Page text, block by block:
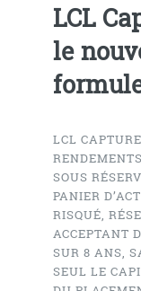
LCL
le
LCL
SOUS
PANIER
RISQUÉ,
ACCEPTANT
SUR 8 ANS,
SEUL LE